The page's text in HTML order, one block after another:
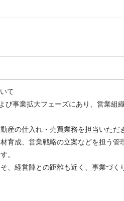
て
び事業拡大フェーズにあり、営業組
産の仕入れ・売買業務を担当いただ
育成、営業戦略の立案などを担う管
。
、経営陣との距離も近く、事業づく